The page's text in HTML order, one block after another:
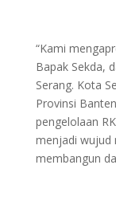
“Kami
Bapak Sekda,
Serang. Kota
Provinsi
pengelolaan
menjadi wujud
membangun